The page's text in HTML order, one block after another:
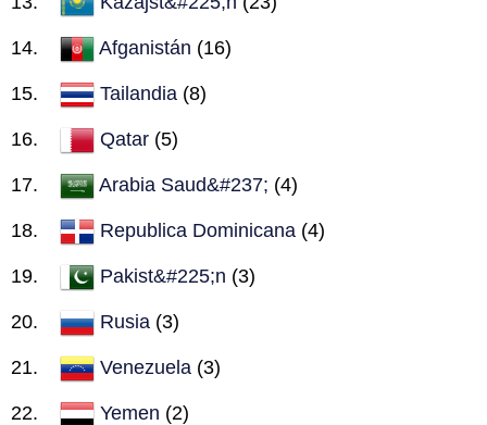
Afganistán (16)
Tailandia (8)
Qatar (5)
Arabia Saud&#237; (4)
Republica Dominicana (4)
Pakist&#225;n (3)
Rusia (3)
Venezuela (3)
Yemen (2)